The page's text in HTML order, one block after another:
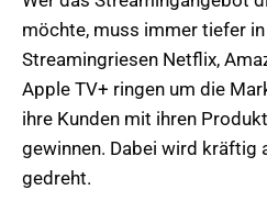
möchte, muss immer tiefer
Streamingriesen Netflix,
Apple TV+ ringen um die
ihre Kunden mit ihren
gewinnen. Dabei wird kräftig
gedreht.